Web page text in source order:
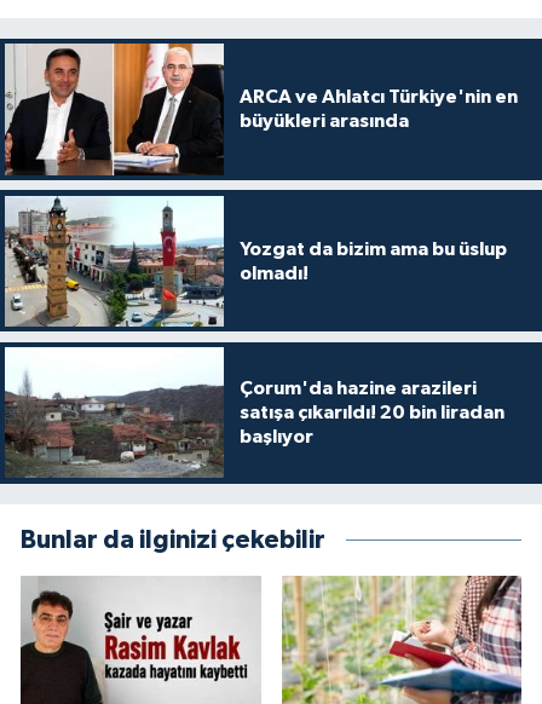
ARCA ve Ahlatcı Türkiye'nin en
büyükleri arasında
Yozgat da bizim ama bu üslup
olmadı!
Çorum'da hazine arazileri
satışa çıkarıldı! 20 bin liradan
başlıyor
Bunlar da ilginizi çekebilir